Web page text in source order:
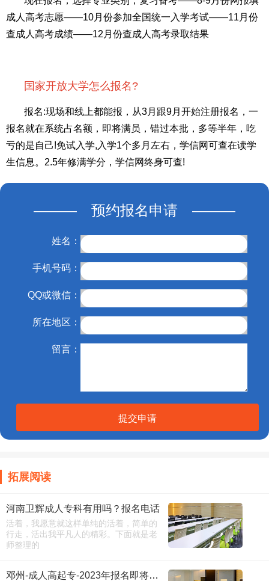
成人高考志愿——10月份参加全国统一入学考试——11月份
查成人高考成绩——12月份查成人高考录取结果
国家开放大学怎么报名?
报名:现场和线上都能报，从3月跟9月开始注册报名，一
报名就在系统占名额，即将满员，错过本批，多等半年，吃
亏的是自己!免试入学,入学1个多月左右，学信网可查在读学
生信息。2.5年修满学分，学信网终身可查!
——— 预约报名申请 ———
姓名：
手机号码：
QQ或微信：
所在地区：
留言：
提交申请
拓展阅读
河南卫辉成人专科有用吗？报名电话
活着，我愿意就这样单纯的活着，简单的
行走，活出我平凡人的精彩。下面就是老
师整理的
邓州-成人高起专-2023年报名即将截止